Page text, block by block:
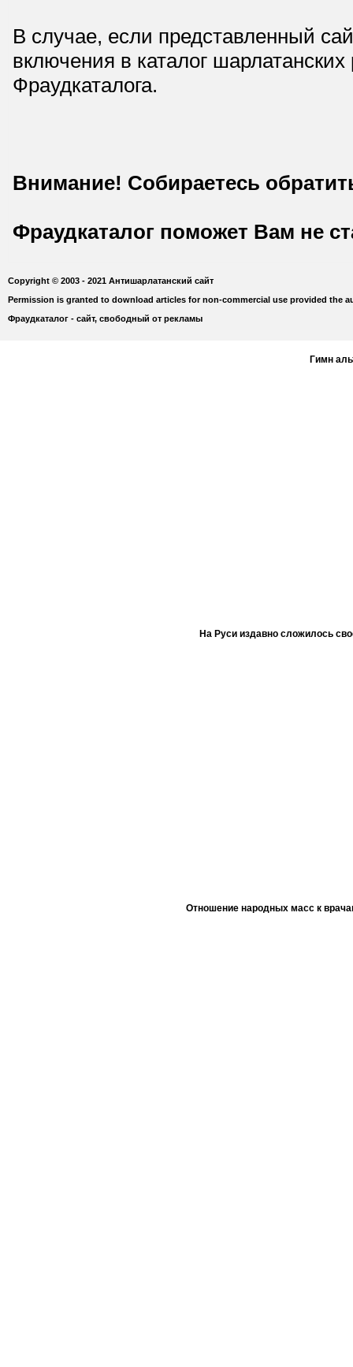
В случае, если представленный
включения в каталог
Фраудкаталога.
Внимание! Собираетесь
Фраудкаталог поможет Вам не
Copyright © 2003 - 2021 Антишарлатанский сайт
Permission is granted to download articles for non-commercial use provided the
Фраудкаталог - сайт, свободный от рекламы
Гимн
На Руси издавно сложилось
Отношение народных масс к